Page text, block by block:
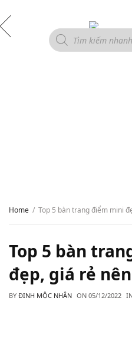
Home Top 5 bàn trang điểm mini
Top 5 bàn
đẹp, giá rẻ
BY ĐINH MỘC NHÂN ON 05/12/2022